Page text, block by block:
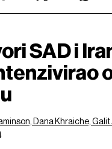
SAD i
Dana Khraiche,